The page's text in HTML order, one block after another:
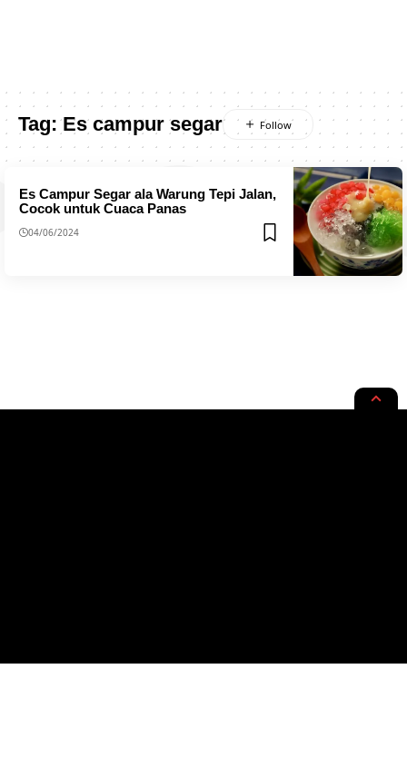
Tag:Es campur segar
Es Campur Segar ala Warung Tepi Jalan,
Cocok untuk Cuaca Panas
04/06/2024